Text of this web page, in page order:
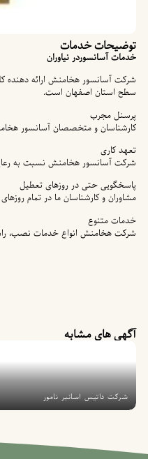
توضیحات خدمات
خدمات آسانسوردر نیاوران
شرکت آسانسور هخامنش ارائه دهنده
سطح استان اصفهان است.
پرسنل مجرب
کارشناسان و متخصصان آسانسور
تعهد کاری
شرکت آسانسور هخامنش نسبت به رعایت
پاسخگویی حتی در روزهای تعطیل
مشاوران و کارشناسان ما در تمام
خدمات متنوع
شرکت هخامنش انواع خدمات نصب،
آگهی های مشابه
شرکت داتیس آسانبر نامور